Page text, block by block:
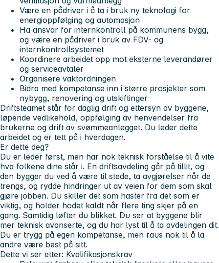
Være en pådriver i å ta i bruk ny teknologi for
energioppfølging og automasjon
Ha ansvar for internkontroll på kommunens bygg,
og være en pådriver i bruk av FDV- og
internkontrollsystemet
Koordinere arbeidet opp mot eksterne leverandører
og serviceavtaler
Organisere vaktordningen
Bidra med kompetanse inn i større prosjekter som
nybygg, renovering og utskiftinger
Driftsteamet står for daglig drift og ettersyn av byggene,
løpende vedlikehold, oppfølging av henvendelser fra
brukerne og drift av svømmeanlegget. Du leder dette
arbeidet og er tett på i hverdagen.
Er dette deg?
Du er leder først, men har nok teknisk forståelse til å vite
hva folkene dine står i. En driftsavdeling går på tillit, og
den bygger du ved å være til stede, ta avgjørelser når de
trengs, og rydde hindringer ut av veien for dem som skal
gjøre jobben. Du skiller det som haster fra det som er
viktig, og holder hodet kaldt når flere ting skjer på en
gang. Samtidig løfter du blikket. Du ser at byggene blir
mer teknisk avanserte, og du har lyst til å ta avdelingen dit.
Du er trygg på egen kompetanse, men raus nok til å la
andre være best på sitt.
Dette vi ser etter: Kvalifikasjonskrav